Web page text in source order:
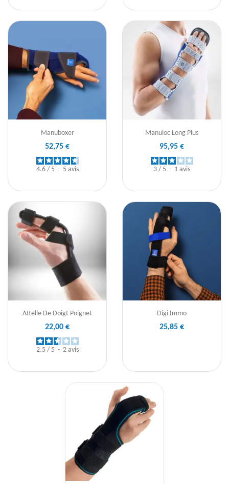
Manuboxer
52,75 €
4.6 / 5 - 5 avis
Manuloc Long Plus
95,95 €
3 / 5 - 1 avis
Attelle De Doigt Poignet
22,00 €
2.5 / 5 - 2 avis
Digi Immo
25,85 €